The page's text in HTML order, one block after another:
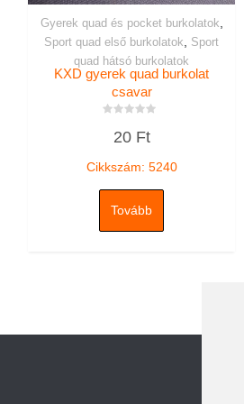
Gyerek quad és pocket burkolatok
Sport quad első burkolatok
Sport
quad hátsó burkolatok
KXD gyerek quad burkolat
csavar
20 Ft
Cikkszám: 5240
Tovább